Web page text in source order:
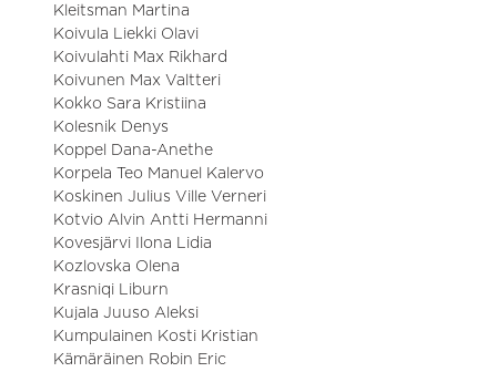
Kleitsman Martina
Koivula Liekki Olavi
Koivulahti Max Rikhard
Koivunen Max Valtteri
Kokko Sara Kristiina
Kolesnik Denys
Koppel Dana-Anethe
Korpela Teo Manuel Kalervo
Koskinen Julius Ville Verneri
Kotvio Alvin Antti Hermanni
Kovesjärvi Ilona Lidia
Kozlovska Olena
Krasniqi Liburn
Kujala Juuso Aleksi
Kumpulainen Kosti Kristian
Kämäräinen Robin Eric